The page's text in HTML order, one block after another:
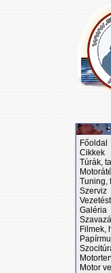
Főoldal
Cikkek
Túrák,
Tuning,
Szerviz
Galéria
Filmek,
Motor